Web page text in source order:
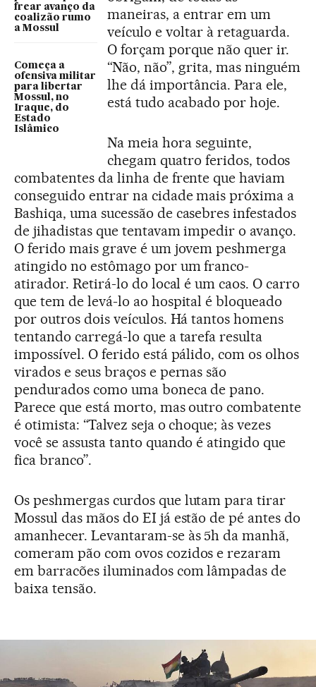
frear avanço da
coalizão rumo
a Mossul
Começa a
ofensiva militar
para libertar
Mossul, no
Iraque, do
Estado
Islâmico
maneiras, a entrar em um
veículo e voltar à retaguarda.
O forçam porque não quer ir.
“Não, não”, grita, mas ninguém
lhe dá importância. Para ele,
está tudo acabado por hoje.
Na meia hora seguinte,
chegam quatro feridos, todos
combatentes da linha de frente que haviam
conseguido entrar na cidade mais próxima a
Bashiqa, uma sucessão de casebres infestados
de jihadistas que tentavam impedir o avanço.
O ferido mais grave é um jovem peshmerga
atingido no estômago por um franco-
atirador. Retirá-lo do local é um caos. O carro
que tem de levá-lo ao hospital é bloqueado
por outros dois veículos. Há tantos homens
tentando carregá-lo que a tarefa resulta
impossível. O ferido está pálido, com os olhos
virados e seus braços e pernas são
pendurados como uma boneca de pano.
Parece que está morto, mas outro combatente
é otimista: “Talvez seja o choque; às vezes
você se assusta tanto quando é atingido que
fica branco”.
Os peshmergas curdos que lutam para tirar
Mossul das mãos do EI já estão de pé antes do
amanhecer. Levantaram-se às 5h da manhã,
comeram pão com ovos cozidos e rezaram
em barracões iluminados com lâmpadas de
baixa tensão.